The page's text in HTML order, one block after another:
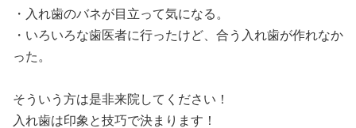
・入れ歯のバネが目立って気になる。
・いろいろな歯医者に行ったけど、合う入れ歯が作れなか
った。
そういう方は是非来院してください！
入れ歯は印象と技巧で決まります！